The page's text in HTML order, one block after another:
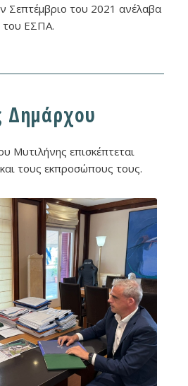
Σεπτέμβριο του 2021 ανέλαβα
του ΕΣΠΑ.
Δημάρχου
Μυτιλήνης επισκέπτεται
τους εκπροσώπους τους.